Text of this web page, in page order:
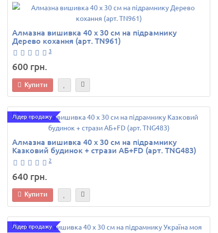
Алмазна вишивка 40 х 30 см на підрамнику
Дерево кохання (арт. TN961)
3
600 грн.
Купити
Лідер продажу
Алмазна вишивка 40 х 30 см на підрамнику
Казковий будинок + стрази АБ+FD (арт. TNG483)
2
640 грн.
Купити
Лідер продажу